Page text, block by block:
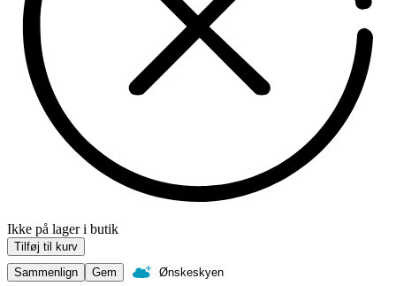
Ikke på lager i butik
Tilføj til kurv
Sammenlign
Gem Ønskeskyen